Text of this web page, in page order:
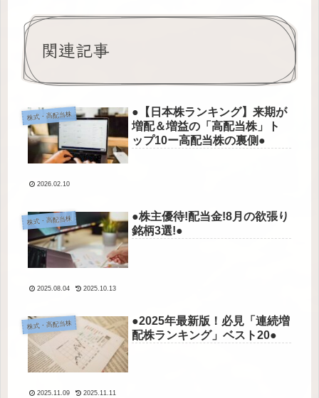
関連記事
株式・高配当株
●【日本株ランキング】来期が
増配＆増益の「高配当株」ト
ップ10ー高配当株の裏側●
2026.02.10
株式・高配当株
●株主優待!配当金!8月の欲張り
銘柄3選!●
2025.08.04 2025.10.13
株式・高配当株
●2025年最新版！必見「連続増
配株ランキング」ベスト20●
2025.11.09 2025.11.11